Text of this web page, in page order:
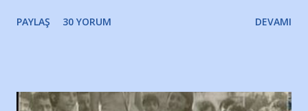
irkildim.. "Bursasporlu taraftarlar, İstanbul takımlarının
ve ürünlerini Bursa şehrinde görmek istemediklerini bir
PAYLAŞ 30 YORUM DEVAMI